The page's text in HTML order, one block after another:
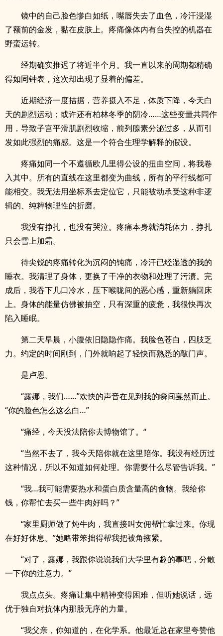
镜中的自己脸色惨白如纸，嘴唇失去了血色，冷汗浸湿
了额前的金发，黏在皮肤上。疼痛像体内有台失控的机器在
野蛮运转。
经期确实推迟了将近半个月。我一直以来的周期都精确
得如同钟表，这次却出现了显着的偏差。
近期经济一度拮据，营养摄入不足，体质下降，今天白
天的剧烈运动；或许还有柏林冬季的阴冷……这些变量共同作
用，导致子宫平滑肌剧烈收缩，前列腺素分泌过多，从而引
发如此强烈的痛感。这是一个符合生理学解释的假设。
疼痛如同一个不遵循欧几里得公设的扭曲空间，将我卷
入其中。所有的直线在这里都变为曲线，所有的平行线都可
能相交。我无法用坐标系去定位它，只能被动承受这种非逻
辑的、纯粹物理性的折磨。
我没有挣扎，也没有哭泣。疼痛本身就消耗体力，挣扎
只会雪上加霜。
待尖锐的疼痛转化为沉闷的钝痛，冷汗已经湿透的我的
睡衣。我清理了身体，更换了干净的衣物和处理了污渍。完
成后，我吞下几口冷水，压下喉咙间的恶心感，重新躺回床
上。身体的能量仿佛被抽空，只有深重的疲惫，我很快再次
陷入睡眠。
第二天早晨，小腹依旧隐隐作痛。我脸色苍白，四肢乏
力。约定的时间刚到，门外就响起了轻快而熟悉的敲门声。
是卢恩。
“露娜，我们……”欢快的声音在见到我的瞬间戛然而止。
“你的脸色怎么这么白…”
“痛经，今天没法陪你去博物馆了。“
“当然不去了，我今天陪你就在这里陪你。我没有经历过
这种情况，所以不知道如何处理。你需要什么尽管告诉我。”
“我…我可能需要热水和蛋白质含量高的食物。我给你
钱，你帮忙去买一些牛肉好吗？”
“家里厨师做了炖牛肉，我直接叫女佣帮忙拿过来。你现
在好好休息。”她略带笨拙得帮我把被角掖紧。
“对了，露娜，我跟你说说我们大学里有趣的事吧，分散
一下你的注意力。”
我点点头。疼痛让集中精神变得困难，但听她说话，远
优于独自对抗体内那股无序的力量。
“我父亲，你知道的，在化学系。他最近总在家里夸赞他